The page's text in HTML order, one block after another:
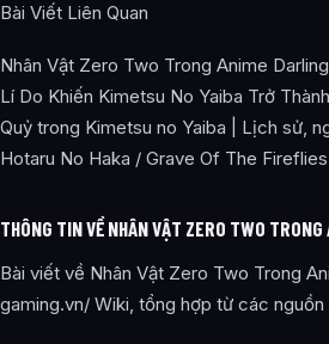
Bài Viết Liên Quan
Nhân Vật Zero Two Trong Anime
Lí Do Khiến Kimetsu No Yaiba Trở
Quỷ trong Kimetsu no Yaiba | Lịch sử,
Hotaru No Haka / Grave Of The
THÔNG TIN VỀ NHÂN VẬT ZERO TWO
Bài viết về Nhân Vật Zero Two Trong
gaming.vn/ Wiki, tổng hợp từ các